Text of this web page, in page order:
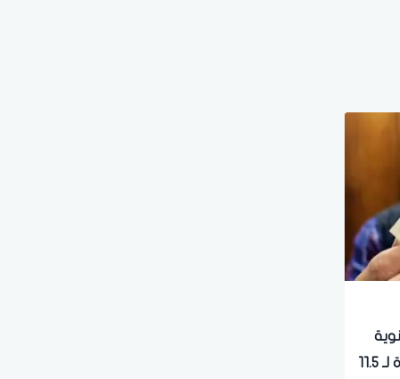
سنوية
15% للمؤمن عليهم.. بشرى سارة لـ 11.5